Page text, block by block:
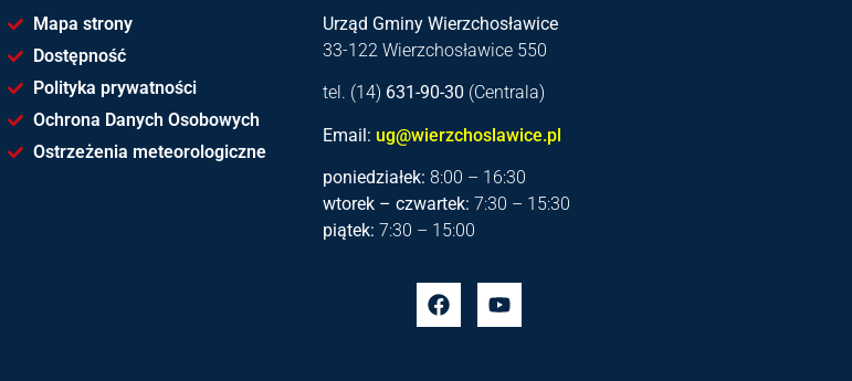
Mapa strony
Dostępność
Polityka prywatności
Ochrona Danych Osobowych
Ostrzeżenia meteorologiczne
Urząd Gminy Wierzchosławice
33-122 Wierzchosławice 550
tel. (14) 631-90-30 (Centrala)
Email: ug@wierzchoslawice.pl
poniedziałek: 8:00 – 16:30
wtorek – czwartek: 7:30 – 15:30
piątek: 7:30 – 15:00